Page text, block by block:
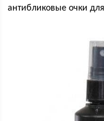
антибликовые очки